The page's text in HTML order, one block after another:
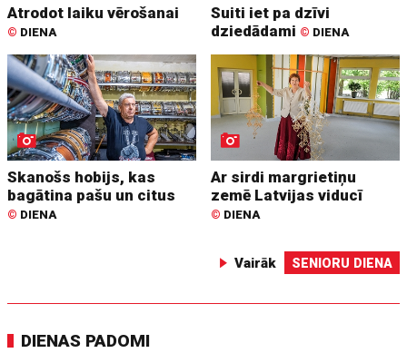
Atrodot laiku vērošanai
© DIENA
Suiti iet pa dzīvi
dziedādami © DIENA
Skanošs hobijs, kas
bagātina pašu un citus
© DIENA
Ar sirdi margrietiņu
zemē Latvijas viducī
© DIENA
Vairāk SENIORU DIENA
DIENAS PADOMI